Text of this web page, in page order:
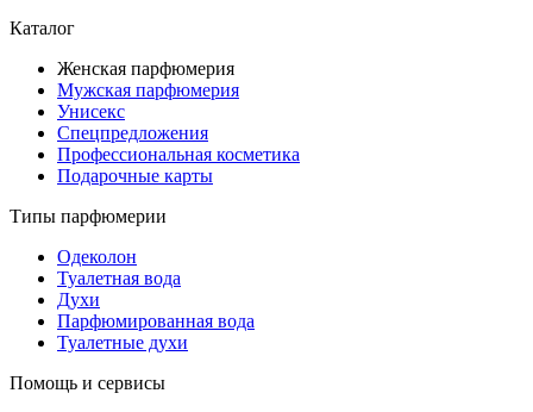
Каталог
Женская парфюмерия
Мужская парфюмерия
Унисекс
Спецпредложения
Профессиональная косметика
Подарочные карты
Типы парфюмерии
Одеколон
Туалетная вода
Духи
Парфюмированная вода
Туалетные духи
Помощь и сервисы